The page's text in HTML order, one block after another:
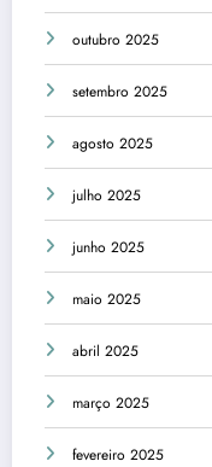
outubro 2025
setembro 2025
agosto 2025
julho 2025
junho 2025
maio 2025
abril 2025
março 2025
fevereiro 2025